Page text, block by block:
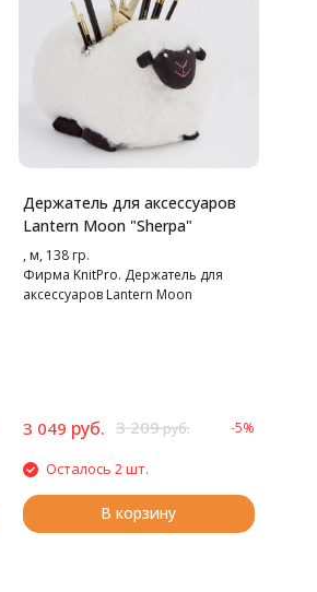
Держатель для аксессуаров
Lantern Moon "Sherpa"
, м, 138 гр.
Фирма KnitPro. Держатель для
аксессуаров Lantern Moon
3 049 руб. 3 209руб. -5%
Осталось 2 шт.
В корзину